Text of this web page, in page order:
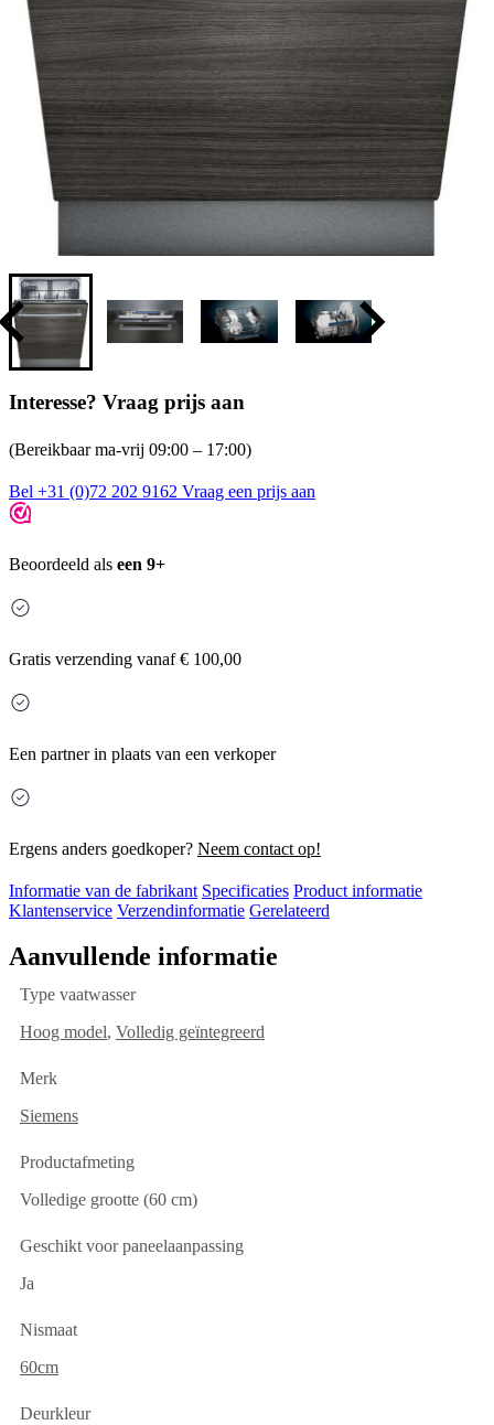
Interesse? Vraag prijs aan
(Bereikbaar ma-vrij 09:00 – 17:00)
Bel +31 (0)72 202 9162 Vraag een prijs aan
Beoordeeld als een 9+
Gratis verzending vanaf € 100,00
Een partner in plaats van een verkoper
Ergens anders goedkoper? Neem contact op!
Informatie van de fabrikant Specificaties Product informatie
Klantenservice Verzendinformatie Gerelateerd
Aanvullende informatie
Type vaatwasser
Hoog model, Volledig geïntegreerd
Merk
Siemens
Productafmeting
Volledige grootte (60 cm)
Geschikt voor paneelaanpassing
Ja
Nismaat
60cm
Deurkleur